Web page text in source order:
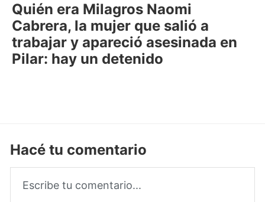
Quién era Milagros Naomi
Cabrera, la mujer que salió a
trabajar y apareció asesinada en
Pilar: hay un detenido
Hacé tu comentario